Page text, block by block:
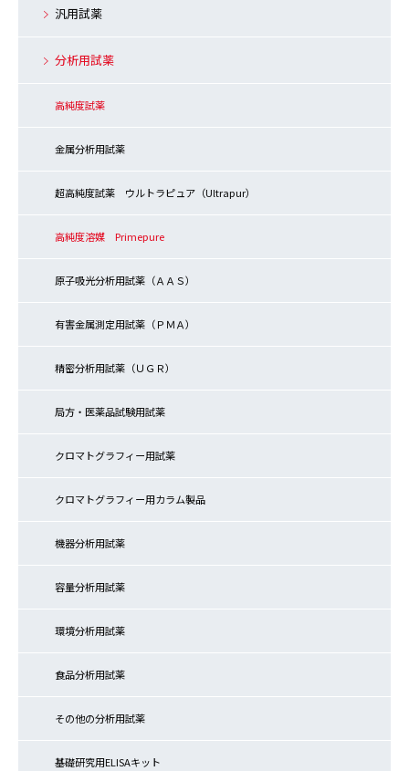
汎用試薬
分析用試薬
高純度試薬
金属分析用試薬
超高純度試薬 ウルトラピュア（Ultrapur）
高純度溶媒 Primepure
原子吸光分析用試薬（ＡＡＳ）
有害金属測定用試薬（ＰＭＡ）
精密分析用試薬（ＵＧＲ）
局方・医薬品試験用試薬
クロマトグラフィー用試薬
クロマトグラフィー用カラム製品
機器分析用試薬
容量分析用試薬
環境分析用試薬
食品分析用試薬
その他の分析用試薬
基礎研究用ELISAキット